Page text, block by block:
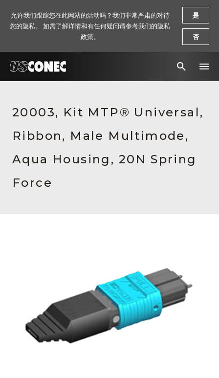
解决方案
产品
资源
关于我们
活动信息
20003, Kit MTP® Universal,
Ribbon, Male Multimode,
Aqua Housing, 20N Spring
Force
允许我们跟踪您在此网站的活动吗？我们非常严肃的对待
您的隐私。 如需了解详情和有任何疑问请参考我们的隐私
政策。
是
否